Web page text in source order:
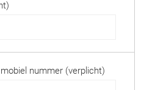
nummer (verplicht)